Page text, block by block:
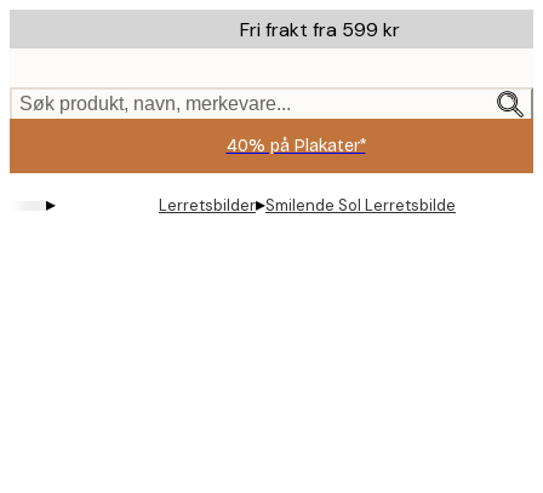
to
content.
Fri frakt fra 599 kr
Søk produkt, navn, merkevare...
40% på Plakater*
▸ Lerretsbilder▸Smilende Sol Lerretsbilde